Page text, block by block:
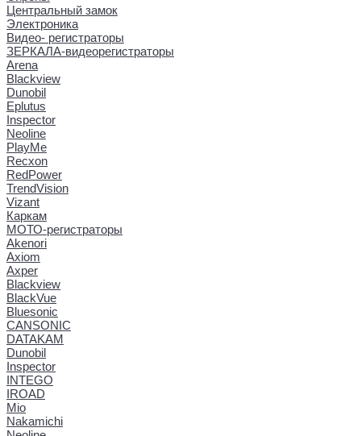
Центральный замок
Электроника
Видео- регистраторы
ЗЕРКАЛА-видеорегистраторы
Arena
Blackview
Dunobil
Eplutus
Inspector
Neoline
PlayMe
Recxon
RedPower
TrendVision
Vizant
Каркам
МОТО-регистраторы
Akenori
Axiom
Axper
Blackview
BlackVue
Bluesonic
CANSONIC
DATAKAM
Dunobil
Inspector
INTEGO
IROAD
Mio
Nakamichi